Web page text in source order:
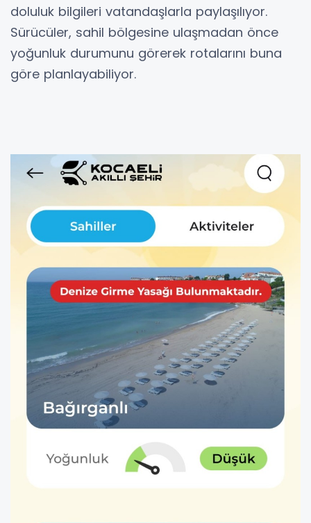
doluluk bilgileri vatandaşlarla paylaşılıyor.
Sürücüler, sahil bölgesine ulaşmadan önce
yoğunluk durumunu görerek rotalarını buna
göre planlayabiliyor.